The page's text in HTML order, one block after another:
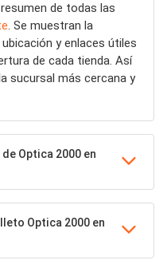
de todas las
. Se muestran la
y enlaces útiles
de cada tienda. Así
sucursal más cercana y
Optica 2000 en
Optica 2000 en